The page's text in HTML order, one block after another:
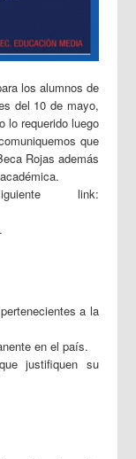
los alumnos de
del 10 de mayo,
lo requerido luego
que
Rojas además
link:
a la
en el país.
justifiquen su